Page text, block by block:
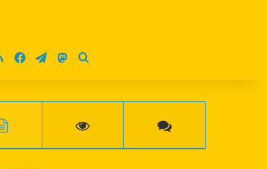
RSS FacebookTelegramMastodon